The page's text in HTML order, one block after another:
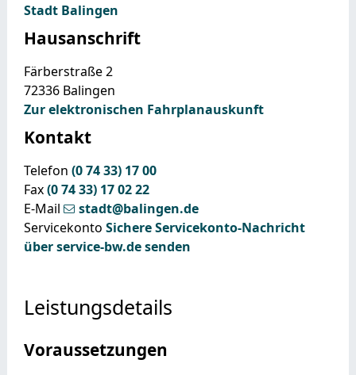
Stadt Balingen
Hausanschrift
Färberstraße 2
72336 Balingen
Zur elektronischen Fahrplanauskunft
Kontakt
Telefon (07433) 1700
Fax(07433) 170222
E-Mail
stadt@balingen.de
Servicekonto Sichere Servicekonto-Nachricht
über service-bw.de senden
Leistungsdetails
Voraussetzungen